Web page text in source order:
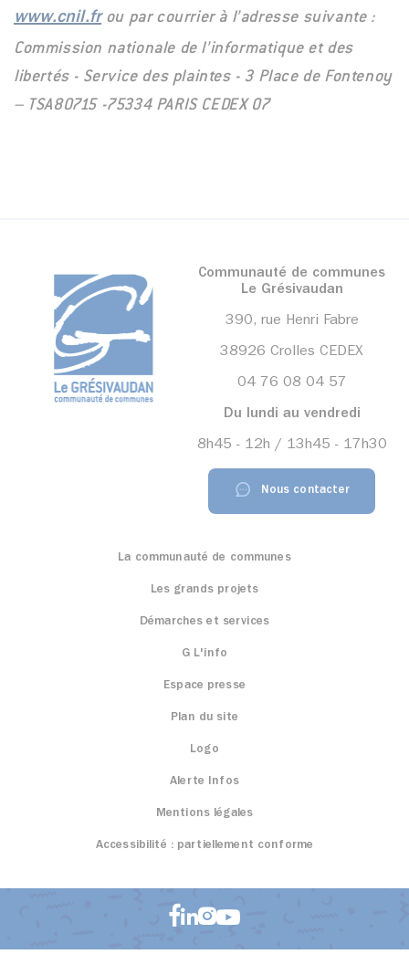
www.cnil.frou par courrier à l’adresse suivante :
Commission nationale de l’informatique et des
libertés - Service des plaintes - 3 Place de Fontenoy
– TSA80715 -75334 PARIS CEDEX 07
Communauté de communes
Le Grésivaudan
390, rue Henri Fabre
38926 Crolles CEDEX
04 76 08 04 57
Du lundi au vendredi
8h45 - 12h / 13h45 - 17h30
Nous contacter
La communauté de communes
Les grands projets
Démarches et services
G L'info
Espace presse
Plan du site
Logo
Alerte Infos
Mentions légales
Accessibilité : partiellement conforme
Aller sur facebook
Aller sur linkedin (nouvel
Aller sur instagram